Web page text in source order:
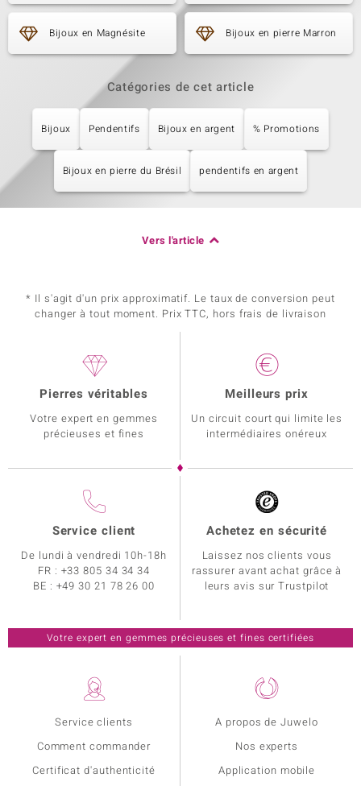
Bijoux en Magnésite Bijoux en pierre Marron
Catégories de cet article
Bijoux Pendentifs Bijoux en argent % Promotions
Bijoux en pierre du Brésil pendentifs en argent
Vers l'article
* Il s'agit d'un prix approximatif. Le taux de conversion peut
changer à tout moment. Prix TTC, hors frais de livraison
Service clients
Comment commander
Certificat d'authenticité
A propos de Juwelo
Nos experts
Application mobile
Pierres véritables
Votre expert en gemmes
précieuses et fines
Meilleurs prix
Un circuit court qui limite les
intermédiaires onéreux
Service client
De lundi à vendredi 10h-18h
FR : +33 805 34 34 34
BE : +49 30 21 78 26 00
Achetez en sécurité
Laissez nos clients vous
rassurer avant achat grâce à
leurs avis sur Trustpilot
Votre expert en gemmes précieuses et fines certifiées